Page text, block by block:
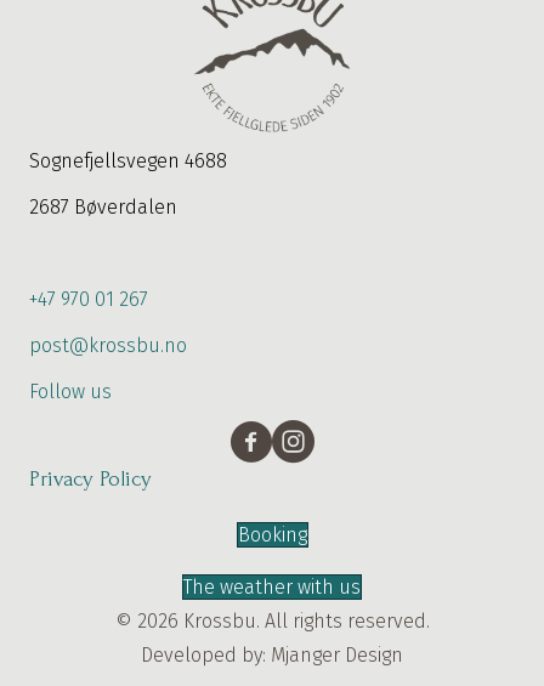
Sognefjellsvegen 4688
2687 Bøverdalen
+47 970 01 267
post@krossbu.no
Follow us
Privacy Policy
Booking
The weather with us
© 2026 Krossbu. All rights reserved.
Developed by: Mjanger Design